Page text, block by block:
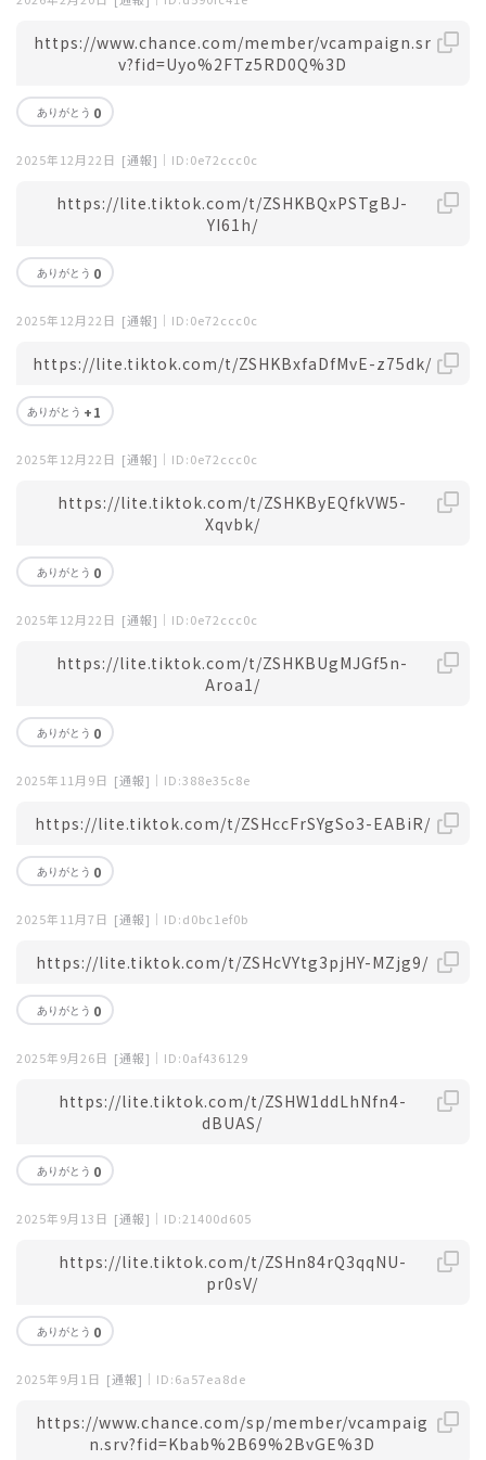
https://www.chance.com/member/vcampaign.sr
v?fid=Uyo%2FTz5RD0Q%3D
0
2025年12月22日 [通報] ｜ID:0e72ccc0c
https://lite.tiktok.com/t/ZSHKBQxPSTgBJ-
YI61h/
0
2025年12月22日 [通報] ｜ID:0e72ccc0c
https://lite.tiktok.com/t/ZSHKBxfaDfMvE-z75dk/
+1
2025年12月22日 [通報] ｜ID:0e72ccc0c
https://lite.tiktok.com/t/ZSHKByEQfkVW5-
Xqvbk/
0
2025年12月22日 [通報] ｜ID:0e72ccc0c
https://lite.tiktok.com/t/ZSHKBUgMJGf5n-
Aroa1/
0
2025年11月9日 [通報] ｜ID:388e35c8e
https://lite.tiktok.com/t/ZSHccFrSYgSo3-EABiR/
0
2025年11月7日 [通報] ｜ID:d0bc1ef0b
https://lite.tiktok.com/t/ZSHcVYtg3pjHY-MZjg9/
0
2025年9月26日 [通報] ｜ID:0af436129
https://lite.tiktok.com/t/ZSHW1ddLhNfn4-
dBUAS/
0
2025年9月13日 [通報] ｜ID:21400d605
https://lite.tiktok.com/t/ZSHn84rQ3qqNU-
pr0sV/
0
2025年9月1日 [通報] ｜ID:6a57ea8de
https://www.chance.com/sp/member/vcampaig
n.srv?fid=Kbab%2B69%2BvGE%3D